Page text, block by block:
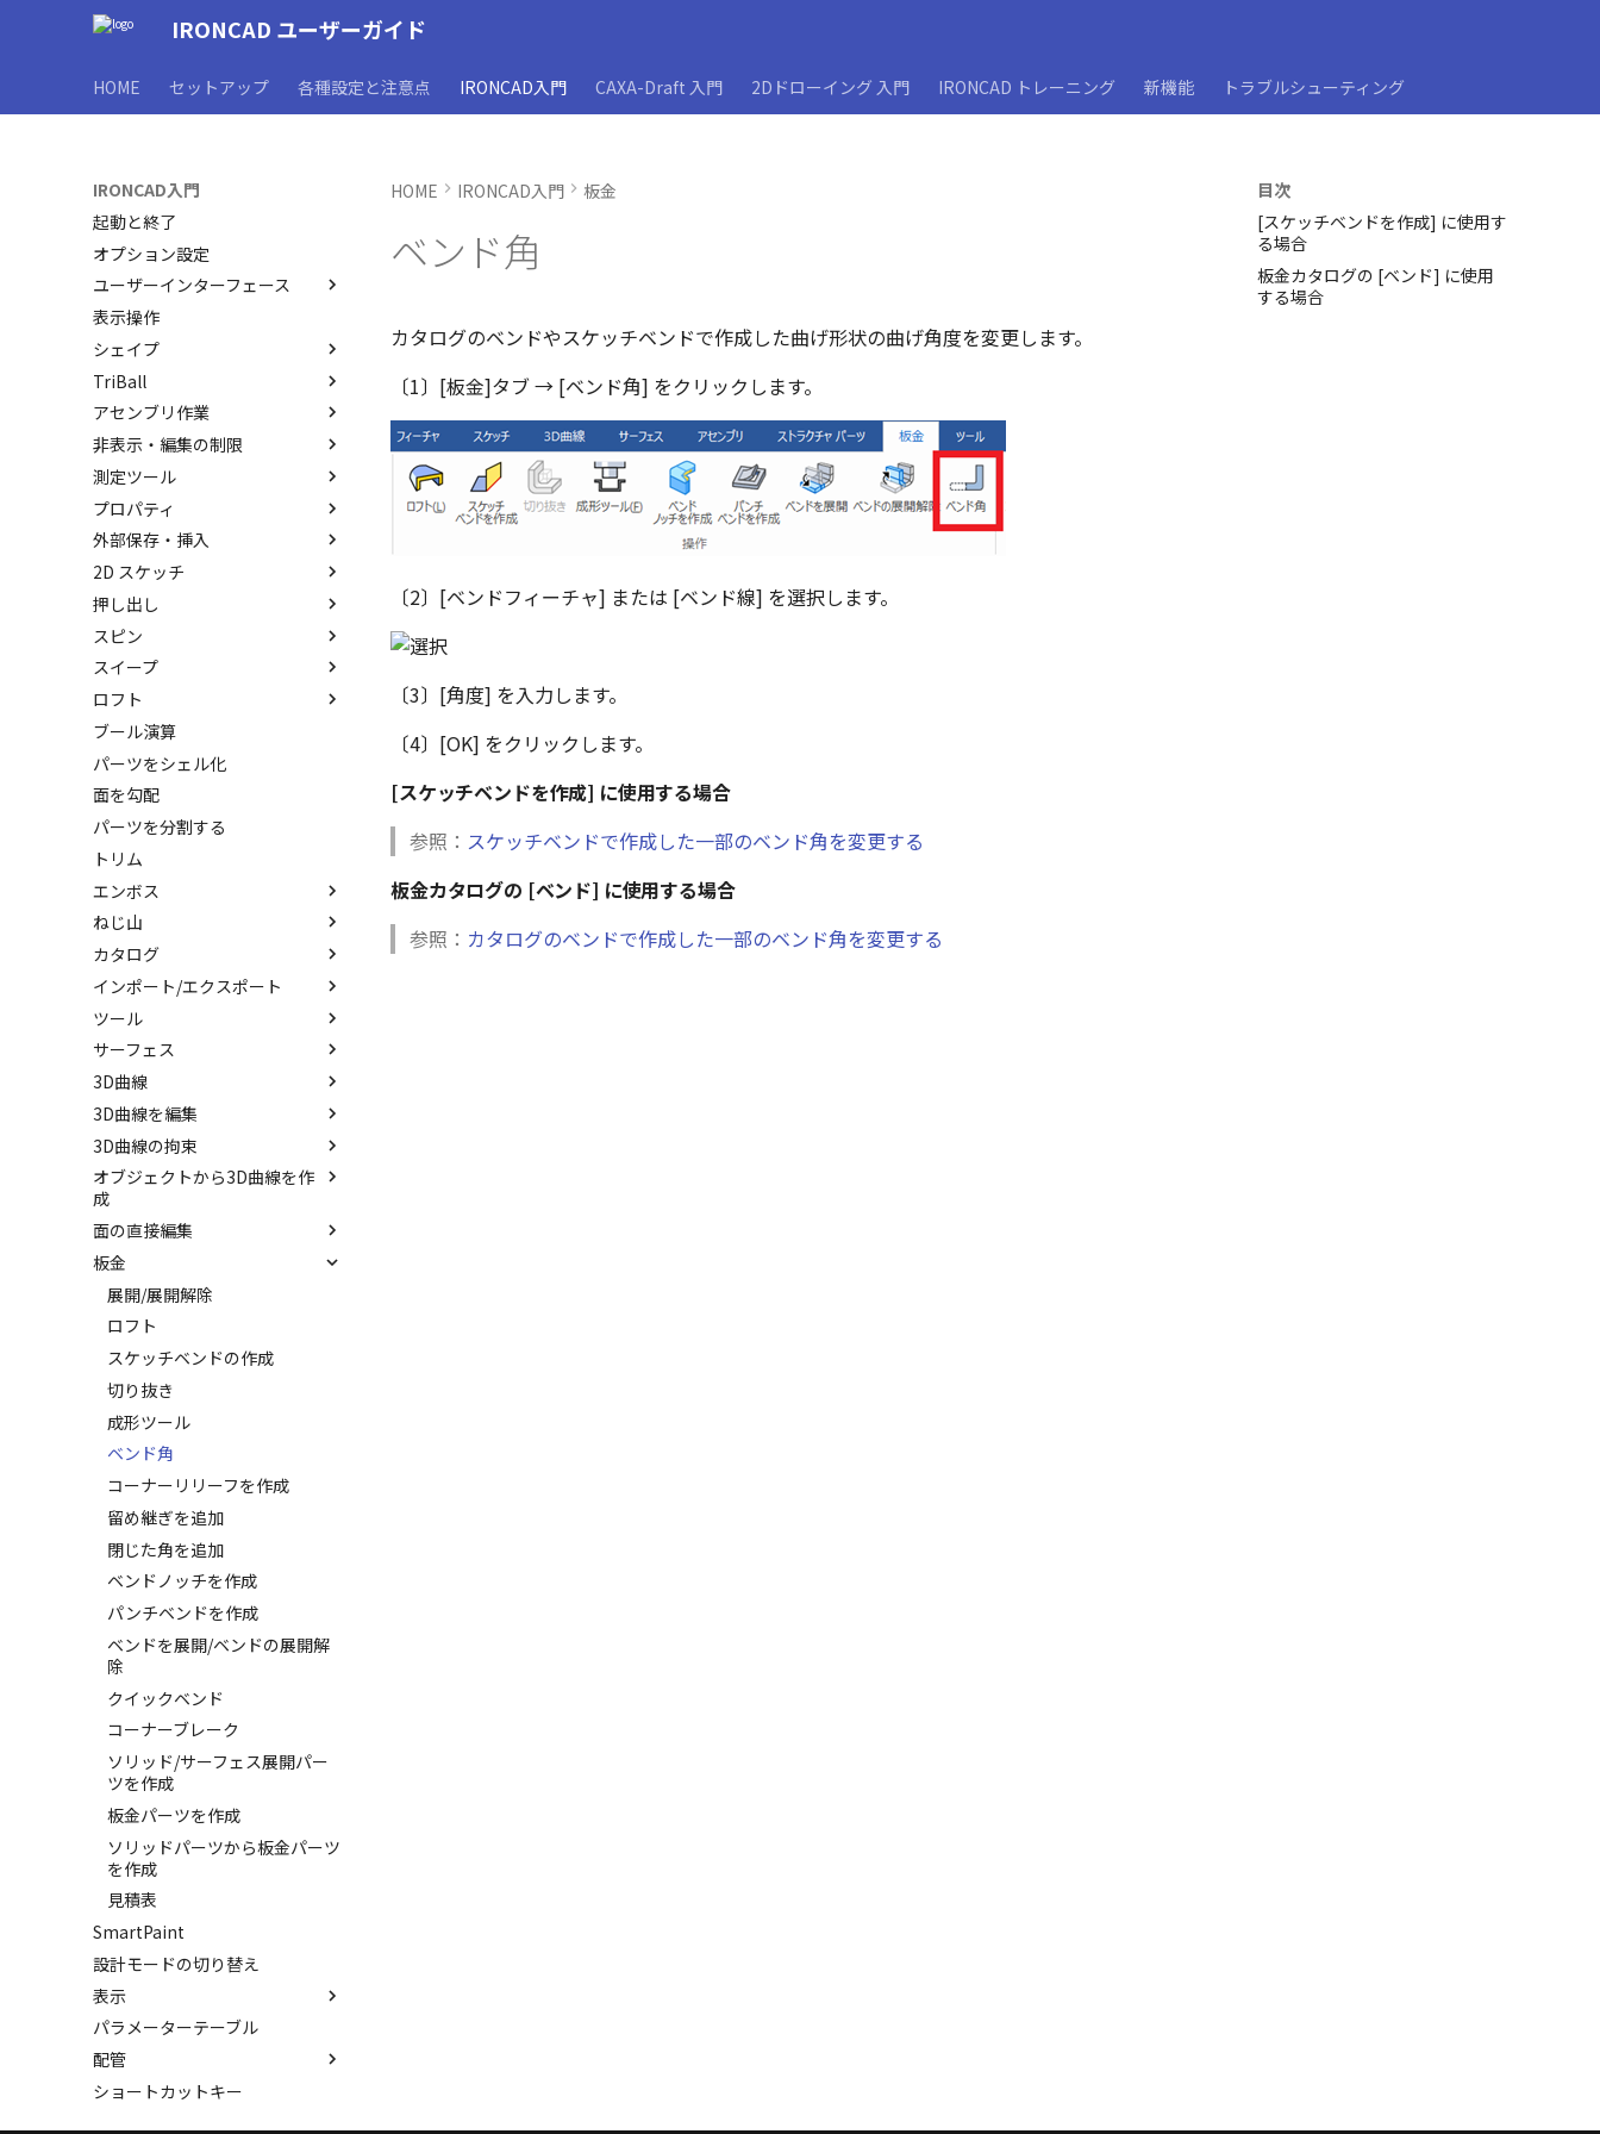
IRONCAD ユーザーガイド
HOME セットアップ 各種設定と注意点 IRONCAD入門 CAXA-Draft 入門 2Dドローイング 入門 IRONCAD トレーニング 新機能 トラブルシューティング
IRONCAD入門
起動と終了
オプション設定
ユーザーインターフェース
ユーザーインターフェースと各
部名称
インターフェースのカスタマイ
ズ
表示操作
シェイプ
IRONCAD で扱う要素
要素の選択方法
カタログからのドラッグ＆ドロ
ップによるモデリング
SmartSnap（スマートスナッ
プ）機能
IntelliShape のサイズ編集
カーネルの切り替え
ストラクチャパーツについて
アクティブに設定
内部リンク
要素の置き換え
TriBall
TriBallとは
起動と解除
軸ハンドル（直線移動）
平面ハンドル（面移動）
中心ハンドル（点移動）
向きハンドル（向きの変更）
回転
リンクコピーについて
パターン（配列）について
TriBallのみ移動モード
練習問題 1
練習問題 2
アセンブリ作業
アセンブリの作成と解除
アセンブリ構造の変更
アセンブリミラー
アセンブリフィーチャ 押し出
しカット
アセンブリフィーチャ 穴
ベンド
非表示・編集の制限
概要
非表示
抑制[非表示]
ゴーストパーツに設定
その他の機能
測定ツール
SmartDimension
その他の測定ツール
Triball 機能で寸法作成
プロパティ
パーツ プロパティ
アセンブリ プロパティ
既定のプロパティ項目の活用
カスタムプロパティ
外部保存・挿入
外部保存
挿入
2D スケッチ
2Dシェイプ
作図
編集
移動/コピー
回転
サイズ変更
オフセット
ミラー
直線配列/円形配列
フィレット
延長
分割
トリム
重複を削除
隙間を検索
DWG/DXF のインポート
拘束
表示
押し出し
押し出し
押し出しウィザード
簡単押し出し
選択した面を押し出し
スケッチを抽出
スピン
スピン
スピンウィザード
簡単スピン
スケッチを抽出
スイープ
スイープ
スイープウィザード
簡単スイープ
スケッチを抽出
ロフト
ロフト
ロフトウィザード
簡単ロフト
ガイドラインを使用したロフト
スケッチを抽出
ブール演算
パーツをシェル化
面を勾配
パーツを分割する
トリム
エンボス
エンボス
ラップエンボス
ねじ山
ねじ山
略図ねじ山
カタログ
カタログ
カタログセット
お気に入りカタログ
パーツの入れ替え
ProActiveBOM
カタログの右クリックメニュー
インポート/エクスポート
インポート
エクスポート
ツール
配置拘束
拘束関係の表示
親に固定
メカニズムモード
干渉チェック
解析
√aエラーチェック
隙間チェック
再生成
表示を再作成
抑制[非表示]
ゴーストパーツに設定
シェイプを合体
面を IntelliShape に変換
ソリッドに変換
グループ化
アンカーを移動
サイズボックスをリセット
パーツ/アセンブリ断面
シーンブラウザを検索
シェイプ プロパティ
ゼブラストライプ
結合点を挿入
COMPOSE データ変換
サーフェス
サーフェスを作成
スピン サーフェス
スイープ サーフェス
ロフト サーフェス
ルールド サーフェス
面からサーフェスを作成
メッシュサーフェス
面間フィレット
凝固
縫合
パッチ
3D曲線
直線
円
円弧
長方形
多角形
点
楕円
スプライン
らせん
サーフェス上のスプライン
動的フィレット
Triballで点を挿入
自動ルート
3D曲線を編集
トリム
移動
フィレット/面取り
サイズ変更
配列
ミラー
軸でミラー
回転
3D曲線の拘束
3D曲線に寸法を指定
3D曲線に拘束を設定
オブジェクトから3D曲線を作
成
3D 曲線を編集
3D 曲線を作成
交差曲線
投影曲線
曲線をラップ
アイソパラメトリック曲線
ブリッジ曲線
面の直接編集
面を移動
面を削除
面をマッチ
面をオフセット
面の半径を編集
面を分割
板金
展開/展開解除
ロフト
スケッチベンドの作成
切り抜き
成形ツール
ベンド角
コーナーリリーフを作成
留め継ぎを追加
閉じた角を追加
ベンドノッチを作成
パンチベンドを作成
ベンドを展開/ベンドの展開解
除
クイックベンド
コーナーブレーク
ソリッド/サーフェス展開パー
ツを作成
板金パーツを作成
ソリッドパーツから板金パーツ
を作成
見積表
SmartPaint
設計モードの切り替え
表示
スポイトへ抽出
今すぐレンダリング
アニメーション
パラメーターテーブル
配管
配管コマンド
ショートカットキー
目次
[スケッチベンドを作成] に使用す
る場合
板金カタログの [ベンド] に使用
する場合
HOME IRONCAD入門 板金
ベンド角
カタログのベンドやスケッチベンドで作成した曲げ形状の曲げ角度を変更します。
〔1〕[板金]タブ → [ベンド角] をクリックします。
〔2〕[ベンドフィーチャ] または [ベンド線] を選択します。
〔3〕[角度] を入力します。
〔4〕[OK] をクリックします。
[スケッチベンドを作成] に使用する場合
参照： スケッチベンドで作成した一部のベンド角を変更する
板金カタログの [ベンド] に使用する場合
参照： カタログのベンドで作成した一部のベンド角を変更する